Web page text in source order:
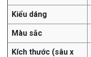
Kiểu dáng
Màu sắc
Kích thước (sâu x